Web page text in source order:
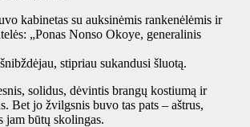
kabinetas su auksinėmis rankenėlėmis ir
„Ponas Nonso Okoye, generalinis
stipriau sukandusi šluotą.
solidus, dėvintis brangų kostiumą ir
Bet jo žvilgsnis buvo tas pats – aštrus,
jam būtų skolingas.